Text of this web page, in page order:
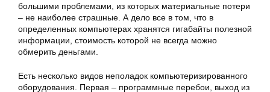
большими проблемами, из которых материальные потери
– не наиболее страшные. А дело все в том, что в
определенных компьютерах хранятся гигабайты полезной
информации, стоимость которой не всегда можно
обмерить деньгами.
Есть несколько видов неполадок компьютеризированного
оборудования. Первая – программные перебои, выход из